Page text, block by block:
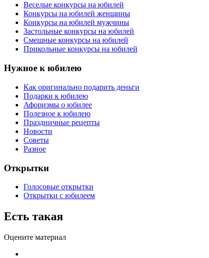
Веселые конкурсы на юбилей
Конкурсы на юбилей женщины
Конкурсы на юбилей мужчины
Застольные конкурсы на юбилей
Смешные конкурсы на юбилей
Прикольные конкурсы на юбилей
Нужное к юбилею
Как оригинально подарить деньги
Подарки к юбилею
Афоризмы о юбилее
Полезное к юбилею
Праздничные рецепты
Новости
Советы
Разное
Открытки
Голосовые открытки
Открытки с юбилеем
Есть такая
Оцените материал